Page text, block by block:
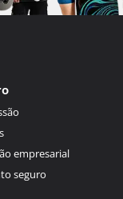
empresarial
seguro